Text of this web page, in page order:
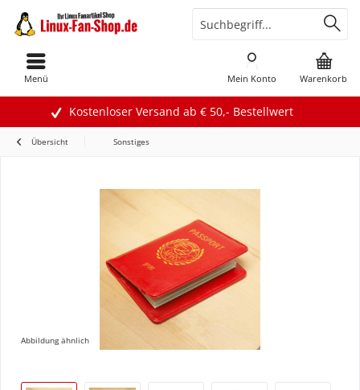
Kostenloser Versand ab € 50,- Bestellwert
Warenkorb
Mein Konto
Menü
Übersicht Sonstiges
Abbildung ähnlich